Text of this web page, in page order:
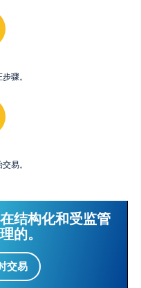
骤。
易。
结构化和受监管
的。
交易